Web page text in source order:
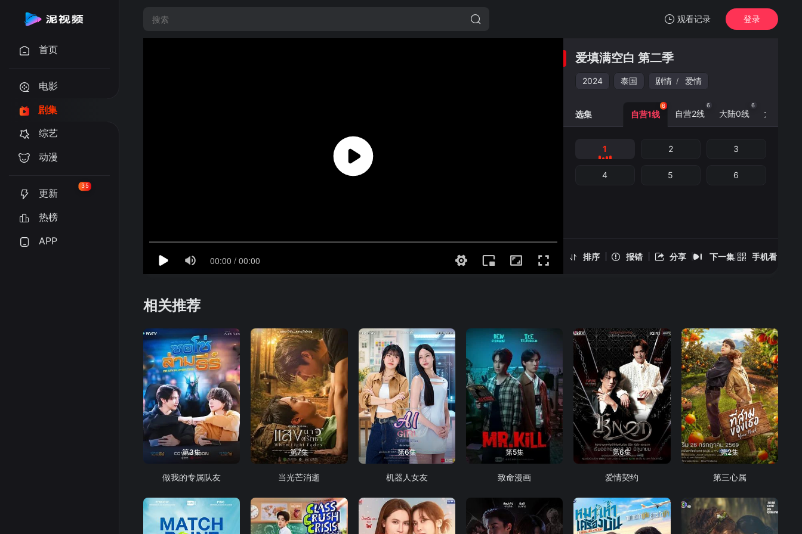
观看记录
我的观影记录
1
爱填满空白 第二季
登录
首页
电影
剧集
综艺
动漫
更新
35
热榜
APP
爱填满空白 第二季
2024 泰国 剧情 / 爱情
排序 报错 分享 下一集 手机看
选集 自营1线
6
自营2线
6
大陆0线
6
大陆5线
1 2 3
4 5 6
相关推荐
第3集
做我的专属队友
第7集
当光芒消逝
第6集
机器人女友
第5集
致命漫画
第6集
爱情契约
第2集
第三心属